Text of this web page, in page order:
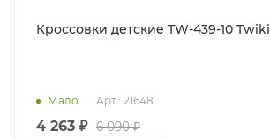
Кроссовки детские TW-439-10 Twiki
Мало Арт.: 21648
4 263 ₽ 6 090 ₽